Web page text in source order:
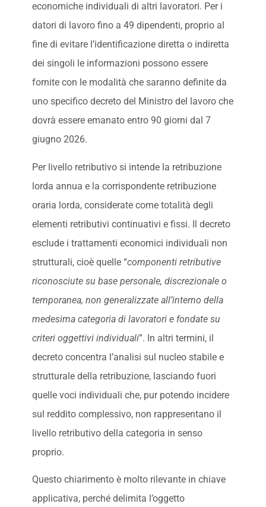
economiche individuali di altri lavoratori. Per i
datori di lavoro fino a 49 dipendenti, proprio al
fine di evitare l’identificazione diretta o indiretta
dei singoli le informazioni possono essere
fornite con le modalità che saranno definite da
uno specifico decreto del Ministro del lavoro che
dovrà essere emanato entro 90 giorni dal 7
giugno 2026.
Per livello retributivo si intende la retribuzione
lorda annua e la corrispondente retribuzione
oraria lorda, considerate come totalità degli
elementi retributivi continuativi e fissi. Il decreto
esclude i trattamenti economici individuali non
strutturali, cioè quelle “componenti retributive
riconosciute su base personale, discrezionale o
temporanea, non generalizzate all’interno della
medesima categoria di lavoratori e fondate su
criteri oggettivi individuali”. In altri termini, il
decreto concentra l’analisi sul nucleo stabile e
strutturale della retribuzione, lasciando fuori
quelle voci individuali che, pur potendo incidere
sul reddito complessivo, non rappresentano il
livello retributivo della categoria in senso
proprio.
Questo chiarimento è molto rilevante in chiave
applicativa, perché delimita l’oggetto